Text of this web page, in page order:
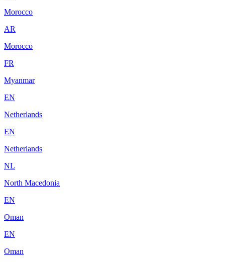
Morocco
AR
Morocco
FR
Myanmar
EN
Netherlands
EN
Netherlands
NL
North Macedonia
EN
Oman
EN
Oman